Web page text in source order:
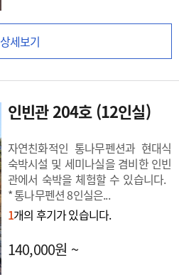
상세보기
인빈관 204호 (12인실)
자연친화적인 통나무펜션과 현대식
숙박시설 및 세미나실을 겸비한 인빈
관에서 숙박을 체험할 수 있습니다.
* 통나무펜션 8인실은...
1개의 후기가 있습니다.
140,000원 ~